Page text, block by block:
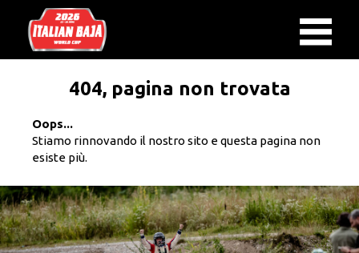
404, pagina non trovata
Oops...
Stiamo rinnovando il nostro sito e questa pagina non
esiste più.